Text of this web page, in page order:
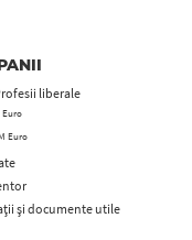
liberale
Euro
Euro
și documente utile